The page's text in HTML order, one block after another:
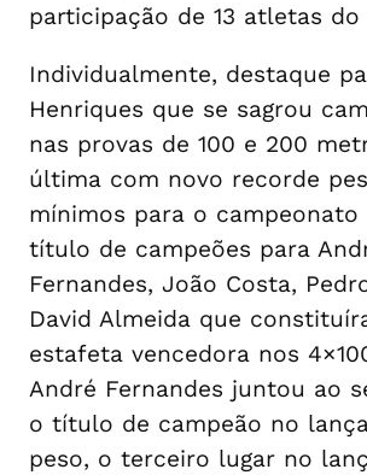
participação de 13 atletas do
Individualmente, destaque
Henriques que se sagrou
nas provas de 100 e 200
última com novo recorde
mínimos para o campeonato
título de campeões para
Fernandes, João Costa,
David Almeida que
estafeta vencedora nos
André Fernandes juntou ao
o título de campeão no
peso, o terceiro lugar no